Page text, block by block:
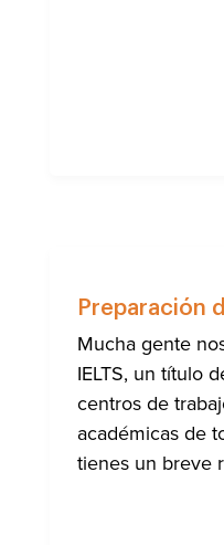
Preparación
Mucha gente
IELTS, un título
centros de
académicas de
tienes un breve